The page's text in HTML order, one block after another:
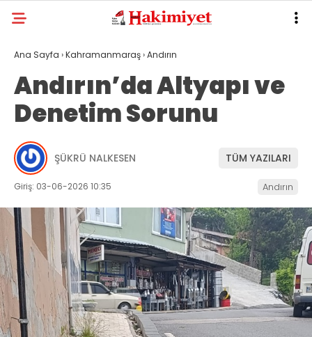
Ana Sayfa ›Kahramanmaraş›Andırın
Andırın’da Altyapı ve
Denetim Sorunu
ŞÜKRÜ NALKESEN TÜM YAZILARI
Giriş: 03-06-2026 10:35 Andırın